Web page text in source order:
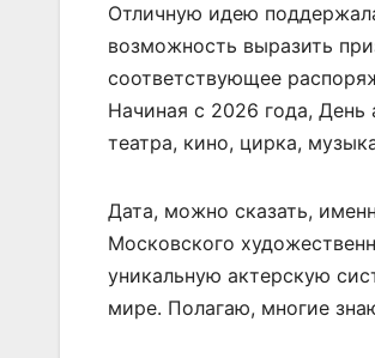
Отличную идею
возможность выразить
соответствующее
Начиная с 2026 года, День
театра, кино, цирка,
Дата, можно сказать,
Московского
уникальную актерскую
мире. Полагаю, многие